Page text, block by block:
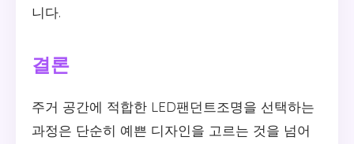
니다.
결론
주거 공간에 적합한 LED팬던트조명을 선택하는
과정은 단순히 예쁜 디자인을 고르는 것을 넘어